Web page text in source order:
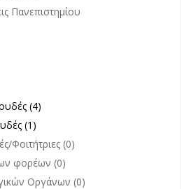
Πανεπιστημίου filter
Πανεπιστημίου
Σπουδές filter
(4)
Σπουδές filter
(1)
Φοιτήτριες (0)
φορέων (0)
Οργάνων (0)